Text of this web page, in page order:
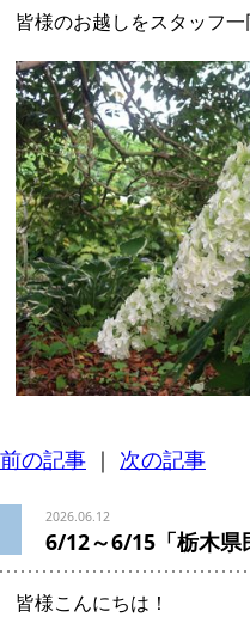
皆様のお越しをスタッフ一
前の記事 ｜ 次の記事
2026.06.12
6/12～6/15「栃木県
皆様こんにちは！